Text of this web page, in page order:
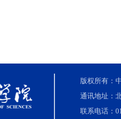
版权所有：
通讯地址：
联系电话：